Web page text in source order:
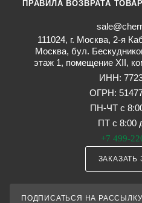
ПРАВИЛА ВОЗВРАТА
111024, г. Москва, 2-я
Москва, бул.
этаж 1, помещение XII,
ИНН:
ОГРН:
ПН-ЧТ с
ПТ с 8:00
+7 499-
ЗАКАЗАТЬ
ПОДПИСАТЬСЯ НА РАССЫЛКУ